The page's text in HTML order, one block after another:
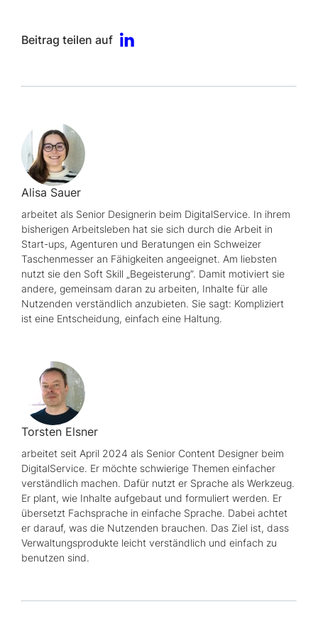
Beitrag teilen auf
Alisa Sauer
arbeitet als Senior Designerin beim DigitalService. In ihrem
bisherigen Arbeitsleben hat sie sich durch die Arbeit in
Start-ups, Agenturen und Beratungen ein Schweizer
Taschenmesser an Fähigkeiten angeeignet. Am liebsten
nutzt sie den Soft Skill „Begeisterung”. Damit motiviert sie
andere, gemeinsam daran zu arbeiten, Inhalte für alle
Nutzenden verständlich anzubieten. Sie sagt: Kompliziert
ist eine Entscheidung, einfach eine Haltung.
Torsten Elsner
arbeitet seit April 2024 als Senior Content Designer beim
DigitalService. Er möchte schwierige Themen einfacher
verständlich machen. Dafür nutzt er Sprache als Werkzeug.
Er plant, wie Inhalte aufgebaut und formuliert werden. Er
übersetzt Fachsprache in einfache Sprache. Dabei achtet
er darauf, was die Nutzenden brauchen. Das Ziel ist, dass
Verwaltungsprodukte leicht verständlich und einfach zu
benutzen sind.